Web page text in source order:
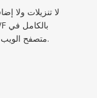
لا تنزيلات ولا
متصفح الويب على أي نظام تشغيل.